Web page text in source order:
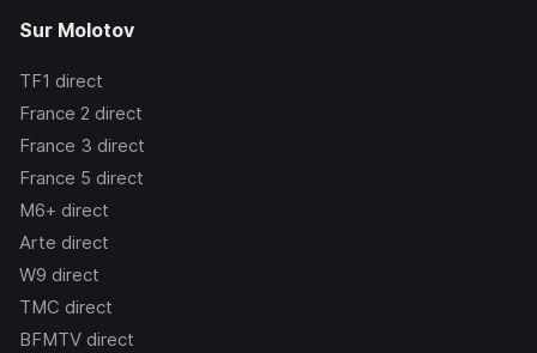
Sur Molotov
TF1 direct
France 2 direct
France 3 direct
France 5 direct
M6+ direct
Arte direct
W9 direct
TMC direct
BFMTV direct